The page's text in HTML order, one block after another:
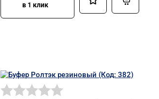
в 1 клик